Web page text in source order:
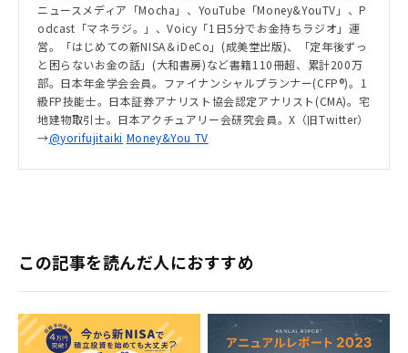
ニュースメディア「Mocha」、YouTube「Money&YouTV」、P
odcast「マネラジ。」、Voicy「1日5分でお金持ちラジオ」運
営。「はじめての新NISA＆iDeCo」(成美堂出版)、「定年後ずっ
と困らないお金の話」(大和書房)など書籍110冊超、累計200万
部。日本年金学会会員。ファイナンシャルプランナー(CFP®)。1
級FP技能士。日本証券アナリスト協会認定アナリスト(CMA)。宅
地建物取引士。日本アクチュアリー会研究会員。X（旧Twitter）
→@yorifujitaiki Money&You TV
この記事を読んだ人におすすめ